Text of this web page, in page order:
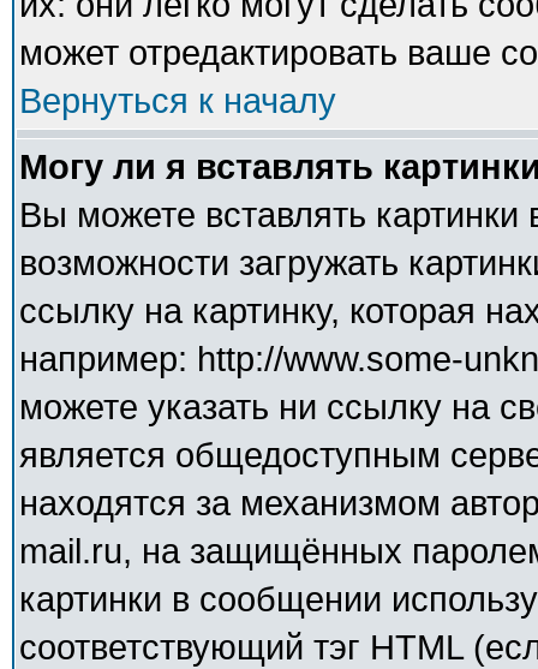
может отредактировать ваше
Вернуться к началу
Могу ли я вставлять
Вы можете вставлять
возможности загружать
ссылку на картинку, которая
например: http://www.some-
можете указать ни ссылку на
является общедоступным
находятся за механизмом
mail.ru, на защищённых
картинки в сообщении
соответствующий тэг HTML